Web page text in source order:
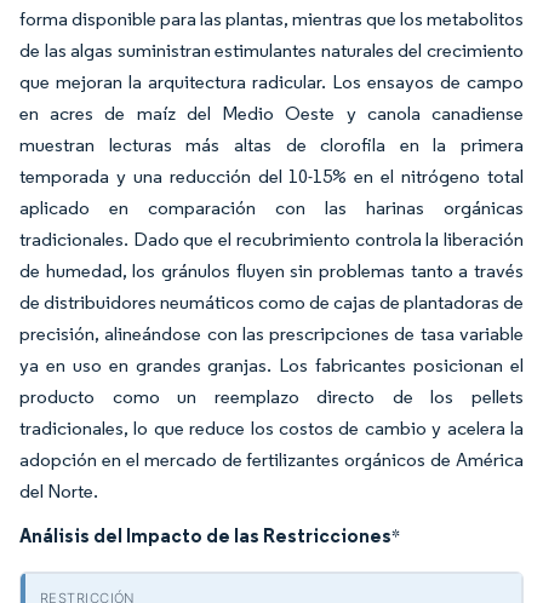
forma disponible para las plantas, mientras que los metabolitos
de las algas suministran estimulantes naturales del crecimiento
que mejoran la arquitectura radicular. Los ensayos de campo
en acres de maíz del Medio Oeste y canola canadiense
muestran lecturas más altas de clorofila en la primera
temporada y una reducción del 10-15% en el nitrógeno total
aplicado en comparación con las harinas orgánicas
tradicionales. Dado que el recubrimiento controla la liberación
de humedad, los gránulos fluyen sin problemas tanto a través
de distribuidores neumáticos como de cajas de plantadoras de
precisión, alineándose con las prescripciones de tasa variable
ya en uso en grandes granjas. Los fabricantes posicionan el
producto como un reemplazo directo de los pellets
tradicionales, lo que reduce los costos de cambio y acelera la
adopción en el mercado de fertilizantes orgánicos de América
del Norte.
Análisis del Impacto de las Restricciones*